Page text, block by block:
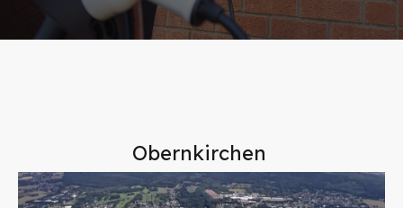
Obernkirchen